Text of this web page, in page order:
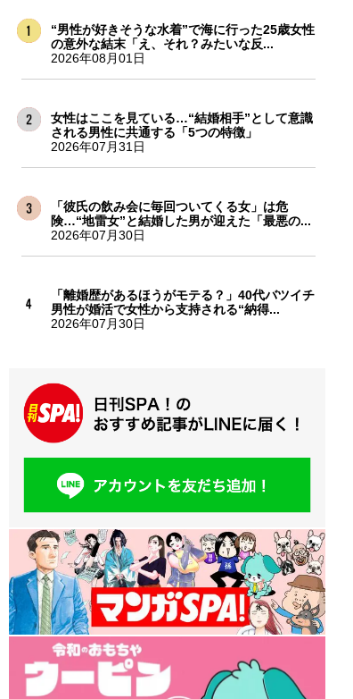
“男性が好きそうな水着”で海に行った25歳女性
の意外な結末「え、それ？みたいな反...
2026年08月01日
女性はここを見ている…“結婚相手”として意識
される男性に共通する「5つの特徴」
2026年07月31日
「彼氏の飲み会に毎回ついてくる女」は危
険…“地雷女”と結婚した男が迎えた「最悪の...
2026年07月30日
「離婚歴があるほうがモテる？」40代バツイチ
男性が婚活で女性から支持される“納得...
2026年07月30日